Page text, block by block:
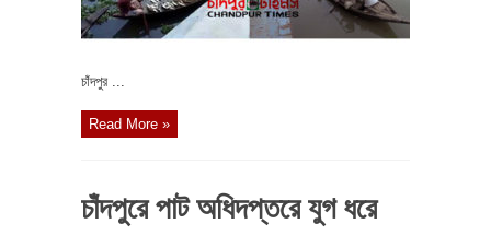
চাঁদপুর ...
Read More »
চাঁদপুরে পাট অধিদপ্তরে যুগ ধরে